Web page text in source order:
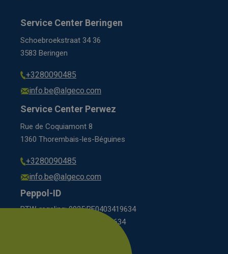
Service Center Beringen
Schoebroekstraat 34 36
3583 Beringen
+3280090485
info.be@algeco.com
Service Center Perwez
Rue de Coquiamont 8
1360 Thorembais-les-Béguines
+3280090485
info.be@algeco.com
Peppol-ID
BTW-regeling: 9925:BE0403419634
KBO-regeling: 0208:0403419634